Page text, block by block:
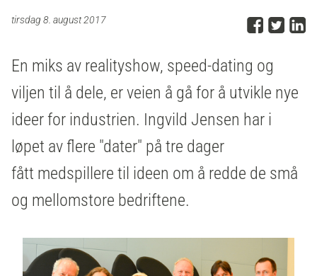
tirsdag 8. august 2017 DelDel
En miks av realityshow, speed-dating og
viljen til å dele, er veien å gå for å utvikle nye
ideer for industrien. Ingvild Jensen har i
løpet av flere "dater" på tre dager
fått medspillere til ideen om å redde de små
og mellomstore bedriftene.